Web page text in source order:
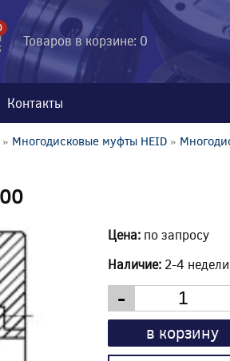
Товаров в корзине: 0
Контакты
» Многодисковые муфты HEID »
Цена: по запросу
Наличие: 2-4 недели
-
в корзину